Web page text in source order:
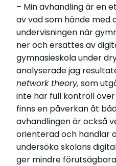
Avhandling
Maintaining teaching.
with actor-network
Relaterade länkar
Läs avhandlingen här
– Min avhandling är en
av vad som hände med
undervisningen när
ner och ersattes av
gymnasieskola under
analyserade jag
network theory, som
inte har full kontroll
finns en påverkan åt
avhandlingen är också
orienterad och handlar
undersöka skolans
ger mindre